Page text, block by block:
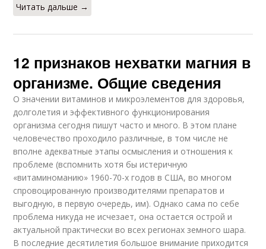
Читать дальше →
12 признаков нехватки магния в
организме. Общие сведения
О значении витаминов и микроэлементов для здоровья,
долголетия и эффективного функционирования
организма сегодня пишут часто и много. В этом плане
человечество проходило различные, в том числе не
вполне адекватные этапы осмысления и отношения к
проблеме (вспомнить хотя бы истеричную
«витаминоманию» 1960-70-х годов в США, во многом
спровоцированную производителями препаратов и
выгодную, в первую очередь, им). Однако сама по себе
проблема никуда не исчезает, она остается острой и
актуальной практически во всех регионах земного шара.
В последние десятилетия большое внимание приходится